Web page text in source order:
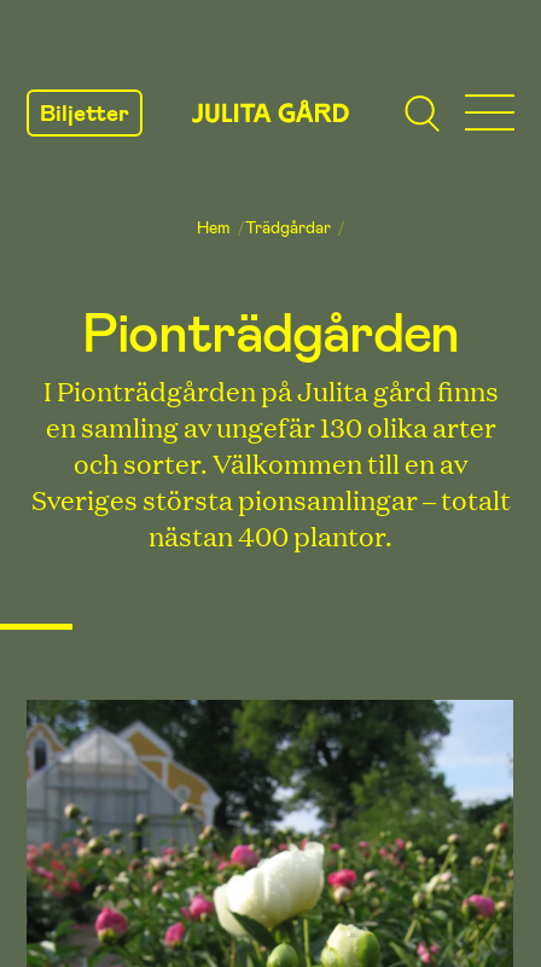
INNEHÅLL
Biljetter
Hem /Trädgårdar /
Pionträdgården
I Pionträdgården på Julita gård finns
en samling av ungefär 130 olika arter
och sorter. Välkommen till en av
Sveriges största pionsamlingar – totalt
nästan 400 plantor.